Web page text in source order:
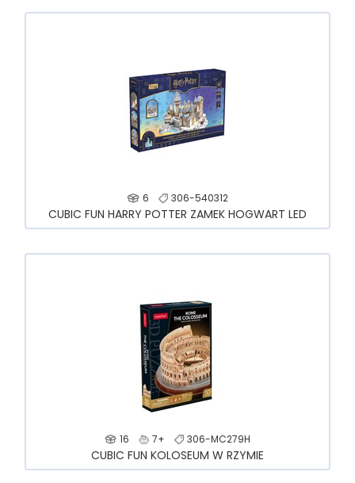
6 306-540312
CUBIC FUN HARRY POTTER ZAMEK HOGWART LED
16 7+ 306-MC279H
CUBIC FUN KOLOSEUM W RZYMIE